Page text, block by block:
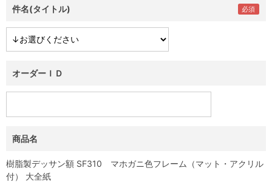
件名(タイトル)
オーダーＩＤ
商品名
樹脂製デッサン額 SF310 マホガニ色フレーム（マット・アクリル
付） 大全紙